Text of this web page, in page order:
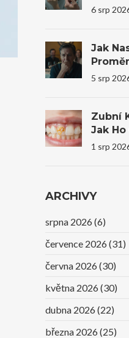
Reálně
6 srp
Jak
Život
5 srp
Zubní
Jak
A Co
1 srp
ARCHIVY
srpna 2026 (6)
července 2026 (31)
června 2026 (30)
května 2026 (30)
dubna 2026 (22)
března 2026 (25)